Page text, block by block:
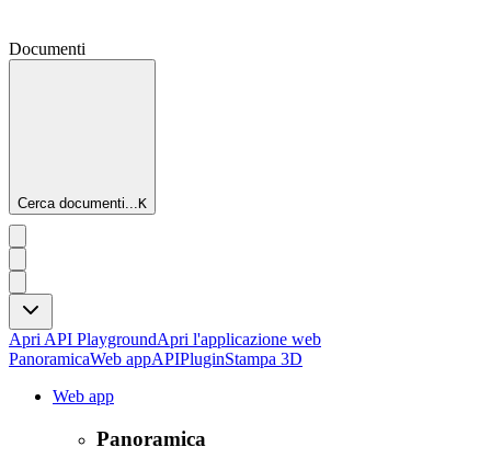
Documenti
Cerca documenti...K
Apri API PlaygroundApri l'applicazione web
PanoramicaWeb appAPIPluginStampa 3D
Web app
Panoramica